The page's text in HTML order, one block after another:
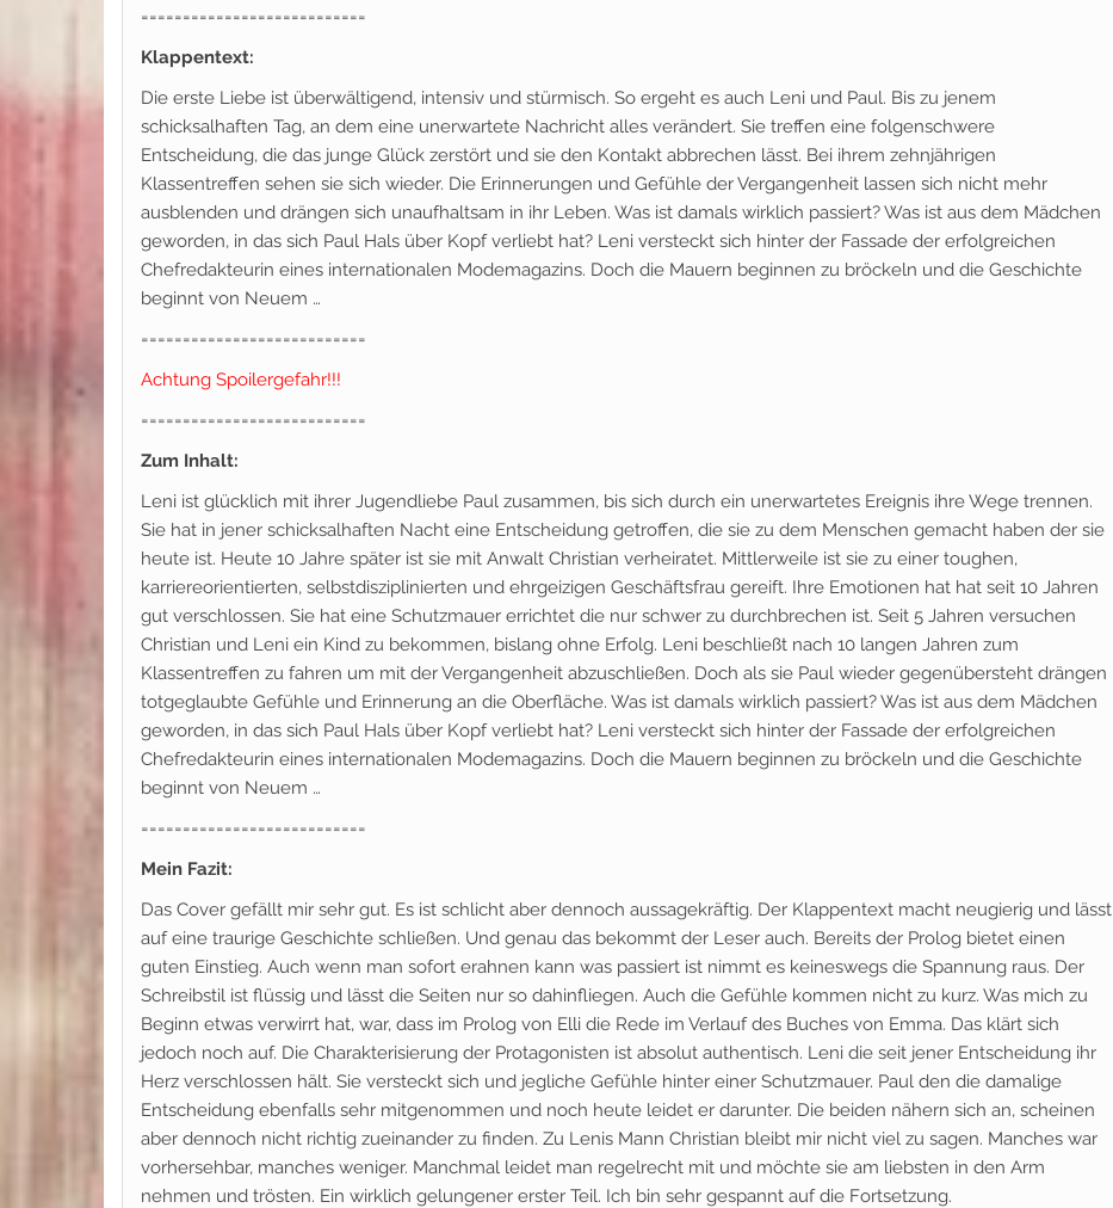
===========================
Klappentext:
Die erste Liebe ist überwältigend, intensiv und stürmisch. So ergeht es auch Leni und Paul. Bis zu jenem
schicksalhaften Tag, an dem eine unerwartete Nachricht alles verändert. Sie treffen eine folgenschwere
Entscheidung, die das junge Glück zerstört und sie den Kontakt abbrechen lässt. Bei ihrem zehnjährigen
Klassentreffen sehen sie sich wieder. Die Erinnerungen und Gefühle der Vergangenheit lassen sich nicht mehr
ausblenden und drängen sich unaufhaltsam in ihr Leben. Was ist damals wirklich passiert? Was ist aus dem Mädchen
geworden, in das sich Paul Hals über Kopf verliebt hat? Leni versteckt sich hinter der Fassade der erfolgreichen
Chefredakteurin eines internationalen Modemagazins. Doch die Mauern beginnen zu bröckeln und die Geschichte
beginnt von Neuem …
===========================
Achtung Spoilergefahr!!!
===========================
Zum Inhalt:
Leni ist glücklich mit ihrer Jugendliebe Paul zusammen, bis sich durch ein unerwartetes Ereignis ihre Wege trennen.
Sie hat in jener schicksalhaften Nacht eine Entscheidung getroffen, die sie zu dem Menschen gemacht haben der sie
heute ist. Heute 10 Jahre später ist sie mit Anwalt Christian verheiratet. Mittlerweile ist sie zu einer toughen,
karriereorientierten, selbstdisziplinierten und ehrgeizigen Geschäftsfrau gereift. Ihre Emotionen hat hat seit 10 Jahren
gut verschlossen. Sie hat eine Schutzmauer errichtet die nur schwer zu durchbrechen ist. Seit 5 Jahren versuchen
Christian und Leni ein Kind zu bekommen, bislang ohne Erfolg. Leni beschließt nach 10 langen Jahren zum
Klassentreffen zu fahren um mit der Vergangenheit abzuschließen. Doch als sie Paul wieder gegenübersteht drängen
totgeglaubte Gefühle und Erinnerung an die Oberfläche. Was ist damals wirklich passiert? Was ist aus dem Mädchen
geworden, in das sich Paul Hals über Kopf verliebt hat? Leni versteckt sich hinter der Fassade der erfolgreichen
Chefredakteurin eines internationalen Modemagazins. Doch die Mauern beginnen zu bröckeln und die Geschichte
beginnt von Neuem …
===========================
Mein Fazit:
Das Cover gefällt mir sehr gut. Es ist schlicht aber dennoch aussagekräftig. Der Klappentext macht neugierig und lässt
auf eine traurige Geschichte schließen. Und genau das bekommt der Leser auch. Bereits der Prolog bietet einen
guten Einstieg. Auch wenn man sofort erahnen kann was passiert ist nimmt es keineswegs die Spannung raus. Der
Schreibstil ist flüssig und lässt die Seiten nur so dahinfliegen. Auch die Gefühle kommen nicht zu kurz. Was mich zu
Beginn etwas verwirrt hat, war, dass im Prolog von Elli die Rede im Verlauf des Buches von Emma. Das klärt sich
jedoch noch auf. Die Charakterisierung der Protagonisten ist absolut authentisch. Leni die seit jener Entscheidung ihr
Herz verschlossen hält. Sie versteckt sich und jegliche Gefühle hinter einer Schutzmauer. Paul den die damalige
Entscheidung ebenfalls sehr mitgenommen und noch heute leidet er darunter. Die beiden nähern sich an, scheinen
aber dennoch nicht richtig zueinander zu finden. Zu Lenis Mann Christian bleibt mir nicht viel zu sagen. Manches war
vorhersehbar, manches weniger. Manchmal leidet man regelrecht mit und möchte sie am liebsten in den Arm
nehmen und trösten. Ein wirklich gelungener erster Teil. Ich bin sehr gespannt auf die Fortsetzung.